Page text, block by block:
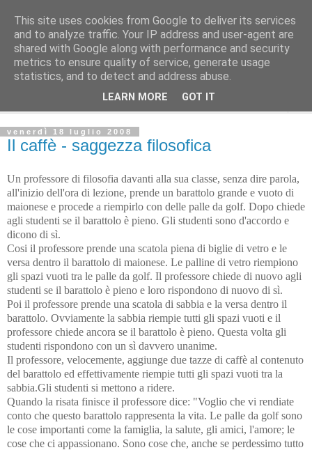
L' Avvenire dei lavoratori
LETTERE ALLA RED
venerdì 18 luglio 2008
Il caffè - saggezza filosofica
Un professore di filosofia davanti alla sua classe, senza dire parola,
all'inizio dell'ora di lezione, prende un barattolo grande e vuoto di
maionese e procede a riempirlo con delle palle da golf. Dopo chiede
agli studenti se il barattolo è pieno. Gli studenti sono d'accordo e
dicono di sì.
Cosi il professore prende una scatola piena di biglie di vetro e le
versa dentro il barattolo di maionese. Le palline di vetro riempiono
gli spazi vuoti tra le palle da golf. Il professore chiede di nuovo agli
studenti se il barattolo è pieno e loro rispondono di nuovo di sì.
Poi il professore prende una scatola di sabbia e la versa dentro il
barattolo. Ovviamente la sabbia riempie tutti gli spazi vuoti e il
professore chiede ancora se il barattolo è pieno. Questa volta gli
studenti rispondono con un sì davvero unanime.
Il professore, velocemente, aggiunge due tazze di caffè al contenuto
del barattolo ed effettivamente riempie tutti gli spazi vuoti tra la
sabbia.Gli studenti si mettono a ridere.
Quando la risata finisce il professore dice: "Voglio che vi rendiate
conto che questo barattolo rappresenta la vita. Le palle da golf sono
le cose importanti come la famiglia, la salute, gli amici, l'amore; le
cose che ci appassionano. Sono cose che, anche se perdessimo tutto
This site uses cookies from Google to deliver its services
and to analyze traffic. Your IP address and user-agent are
shared with Google along with performance and security
metrics to ensure quality of service, generate usage
statistics, and to detect and address abuse.
LEARN MORE GOT IT